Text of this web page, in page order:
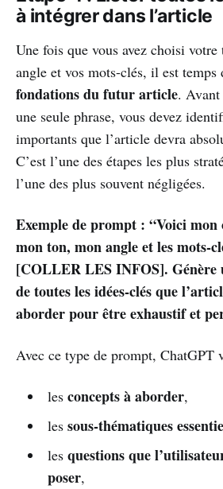
à intégrer dans l’article
Une fois que vous avez choisi
angle et vos mots-clés, il est temps
fondations du futur article. Avant
une seule phrase, vous devez
importants que l’article devra
C’est l’une des étapes les plus
l’une des plus souvent négligées.
Exemple de prompt : “Voici
mon ton, mon angle et les mots-
[COLLER LES INFOS]. Génère
de toutes les idées-clés que
aborder pour être exhaustif et
Avec ce type de prompt, ChatGPT
les concepts à aborder,
les sous-thématiques
les questions que
poser,